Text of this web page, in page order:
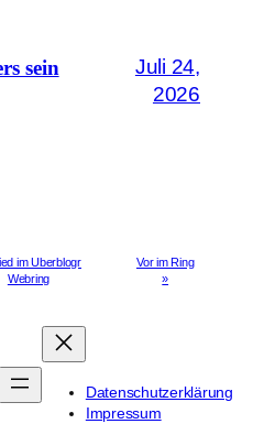
sein
Juli 24,
2026
im Uberblogr
Webring
Vor im Ring
»
Datenschutzerklärung
Impressum